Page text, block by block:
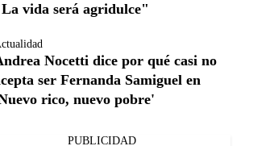
vida será agridulce"
Nocetti dice por qué casi no
ser Fernanda Samiguel en
rico, nuevo pobre'
PUBLICIDAD